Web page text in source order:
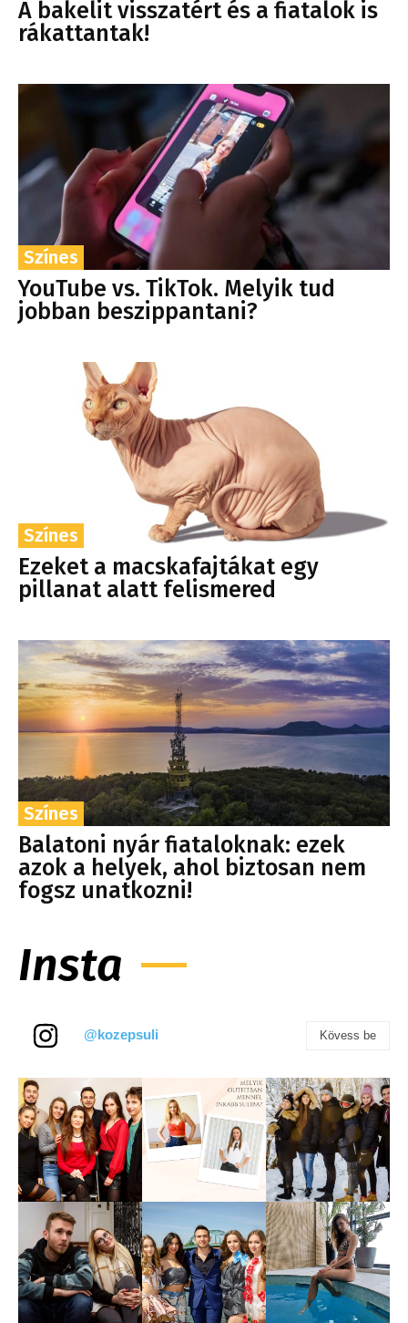
A bakelit visszatért és a fiatalok is
rákattantak!
Színes
YouTube vs. TikTok. Melyik tud
jobban beszippantani?
Színes
Ezeket a macskafajtákat egy
pillanat alatt felismered
Színes
Balatoni nyár fiataloknak: ezek
azok a helyek, ahol biztosan nem
fogsz unatkozni!
Insta
@kozepsuli Kövess be